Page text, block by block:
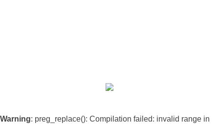
Warning: preg_replace(): Compilation failed: invalid range in